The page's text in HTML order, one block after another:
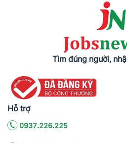
Tìm đúng người,
Hỗ trợ
0937.226.225